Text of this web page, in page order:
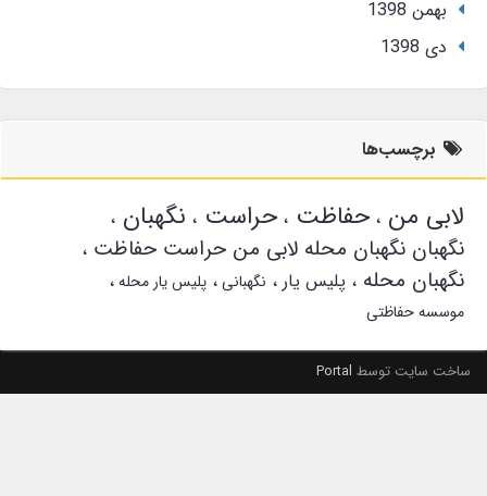
بهمن 1398
دی 1398
برچسب‌ها
لابی من حفاظت حراست نگهبان
نگهبان نگهبان محله لابی من حراست حفاظت
نگهبان محله پلیس یار نگهبانی پلیس یار محله
موسسه حفاظتی
ساخت سایت توسطPortal